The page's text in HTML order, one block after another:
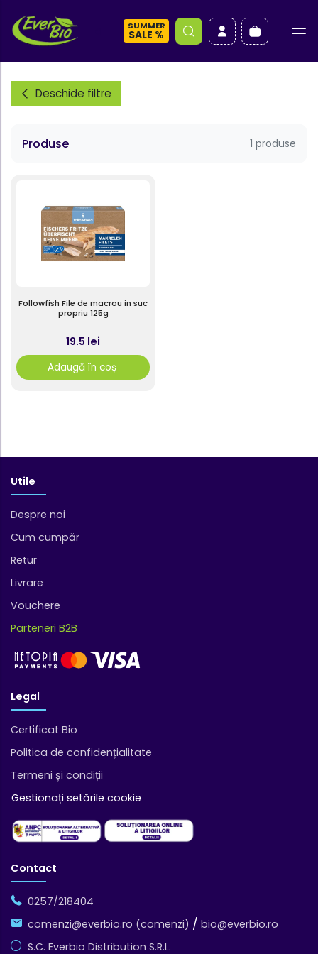
SUMMER
SALE %
Deschide filtre
Produse 1 produse
Followfish File de macrou in suc
propriu 125g
19.5 lei
Adaugă în coș
Utile
Despre noi
Cum cumpăr
Retur
Livrare
Vouchere
Parteneri B2B
Legal
Certificat Bio
Politica de confidențialitate
Termeni și condiții
Gestionați setările cookie
Contact
0257/218404
comenzi@everbio.ro (comenzi) / bio@everbio.ro
S.C. Everbio Distribution S.R.L.